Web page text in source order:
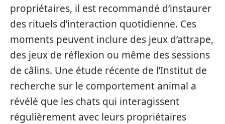
propriétaires, il est recommandé d’instaurer
des rituels d’interaction quotidienne. Ces
moments peuvent inclure des jeux d’attrape,
des jeux de réflexion ou même des sessions
de câlins. Une étude récente de l’Institut de
recherche sur le comportement animal a
révélé que les chats qui interagissent
régulièrement avec leurs propriétaires